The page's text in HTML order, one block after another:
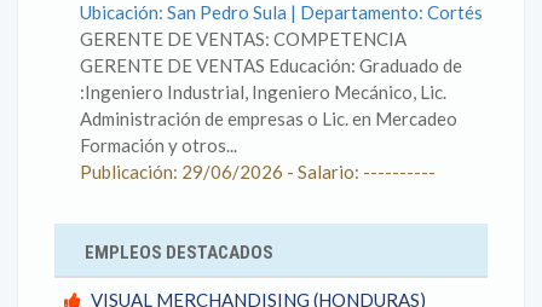
Ubicación: San Pedro Sula | Departamento: Cortés
GERENTE DE VENTAS: COMPETENCIA
GERENTE DE VENTAS Educación: Graduado de
:Ingeniero Industrial, Ingeniero Mecánico, Lic.
Administración de empresas o Lic. en Mercadeo
Formación y otros...
Publicación: 29/06/2026 - Salario: ----------
EMPLEOS DESTACADOS
VISUAL MERCHANDISING (HONDURAS)